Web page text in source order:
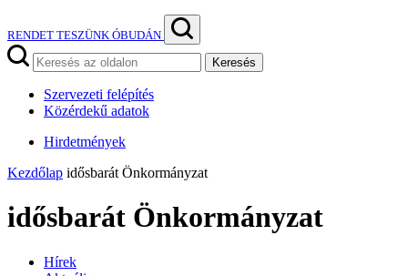
RENDET TESZÜNK ÓBUDÁN
Keresés
Szervezeti felépítés
Közérdekű adatok
Hirdetmények
Kezdőlap idősbarát Önkormányzat
idősbarát Önkormányzat
Hírek